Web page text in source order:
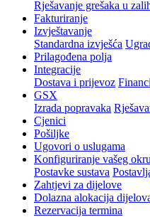
Rješavanje grešaka u
Fakturiranje
Izvještavanje
Standardna izvješća
Prilagođena polja
Integracije
Dostava i prijevoz
GSX
Izrada popravaka
Cjenici
Pošiljke
Ugovori o uslugama
Konfiguriranje vašeg
Postavke sustava
Zahtjevi za dijelove
Dolazna alokacija
Rezervacija termina